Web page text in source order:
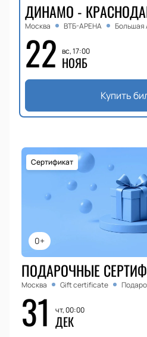
ДИНАМО -
Москва ВТБ-АРЕНА Большая
22 вс, 17:00
НОЯБ
Купить
0+
Сертификат
ПОДАРОЧНЫЕ
Москва Gift certificate
31 чт, 00:00
ДЕК